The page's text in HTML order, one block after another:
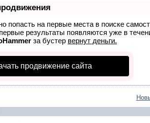
попасть на первые места в поиске
результаты появляются уже в
за бустер вернут деньги.
продвижение сайта